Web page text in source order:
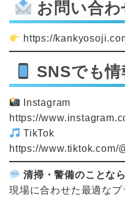
お問い合
https://
SNSでも情
Instagram
https://
TikTok
https://www.tiktok.com/
清掃・警備のことな
現場に合わせた最適な